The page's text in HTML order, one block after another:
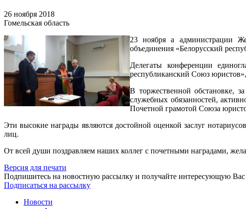
26 ноября 2018
Гомельская область
23 ноября а администрации
объединения «Белорусский
Делегаты конференции
республиканский Союз
В торжественной обстановке,
служебных обязанностей,
Почетной грамотой Союза
Эти высокие награды являются достойной оценкой заслуг
лиц.
От всей души поздравляем наших коллег с почетными наградами,
Версия для печати
Подпишитесь на новостную рассылку и получайте интересующую
Подписаться на рассылку
Новости